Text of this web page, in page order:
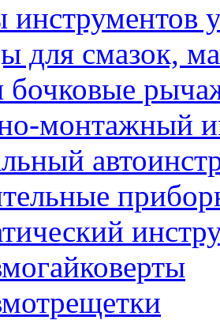
для смазок,
бочковые
монтажный